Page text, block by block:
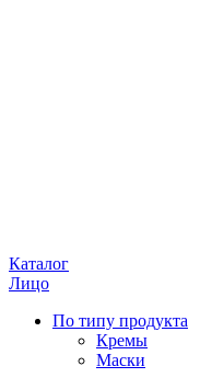
Каталог
Лицо
По типу продукта
Кремы
Маски